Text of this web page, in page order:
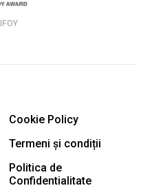
IFOY
Cookie Policy
Termeni și condiții
Politica de
Confidentialitate